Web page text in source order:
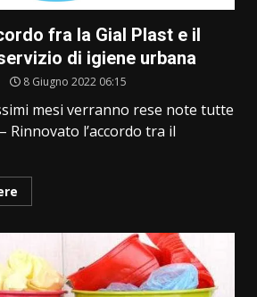
fra la Gial Plast e il
di igiene urbana
8 Giugno 2022 06:15
mesi verranno rese note tutte
Rinnovato l’accordo tra il